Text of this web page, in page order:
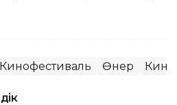
Кинофестиваль Өнер Кино